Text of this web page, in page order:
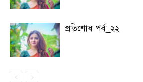
প্রতিশোধ পর্ব_২২